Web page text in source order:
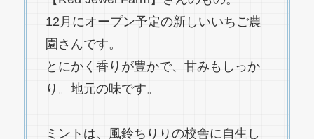
12月にオープン予定の新しいいちご農
園さんです。
とにかく香りが豊かで、甘みもしっか
り。地元の味です。
ミントは、風鈴ちりりの校舎に自生し